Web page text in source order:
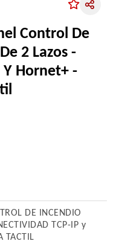
Control De
2 Lazos -
Hornet+ -
DE INCENDIO
TCP-IP y
TACTIL